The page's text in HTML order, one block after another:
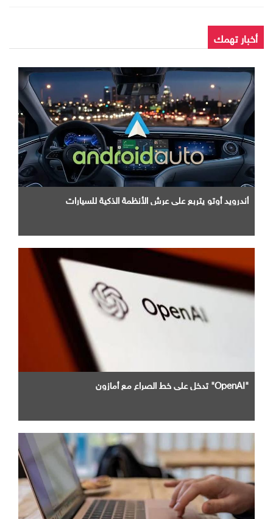
أخبار تهمك
أندرويد أوتو يتربع علي عرش الأنظمة الذكية للسيارات
"OpenAI" تدخل علي خط الصراع مع أمازون